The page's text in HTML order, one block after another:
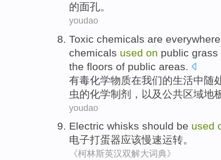
的面孔。
youdao
Toxic chemicals are everywhere
chemicals used on public grass
the floors of public areas
有毒化学物质在我们的生活中随
虫的化学制剂，以及公共区域地
youdao
Electric whisks should be used
电子打蛋器应该慢速运转。
《柯林斯英汉双解大词典》